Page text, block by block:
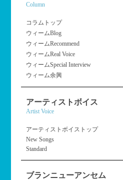
Column
コラムトップ
ウィームBlog
ウィームRecommend
ウィームReal Voice
ウィームSpecial Interview
ウィーム余興
アーティストボイス
Artist Voice
アーティストボイストップ
New Songs
Standard
ブランニューアンセム